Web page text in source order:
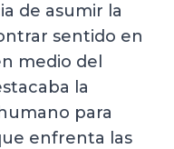
de asumir la
sentido en
medio del
la
para
enfrenta las